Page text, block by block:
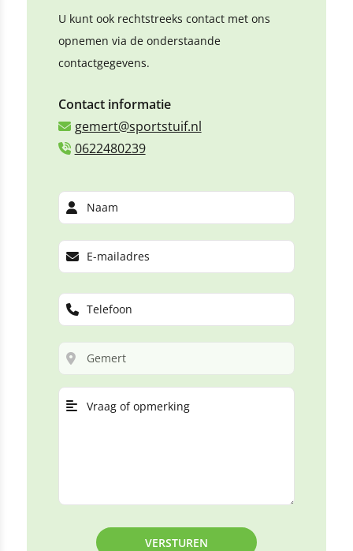
U kunt ook rechtstreeks contact met ons
opnemen via de onderstaande
contactgegevens.
Contact informatie
gemert@sportstuif.nl
0622480239
VERSTUREN